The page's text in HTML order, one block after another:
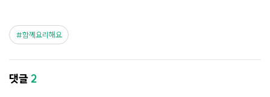
함께요리해요
댓글2